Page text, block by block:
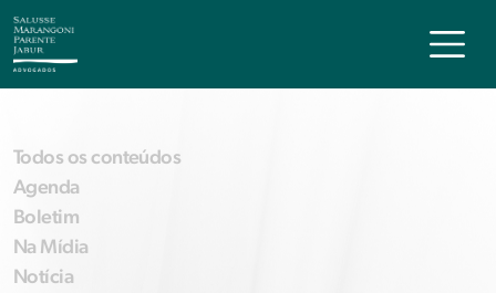
Todos os conteúdos
Agenda
Boletim
Na Mídia
Notícia